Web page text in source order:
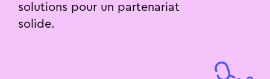
solutions pour un partenariat
solide.